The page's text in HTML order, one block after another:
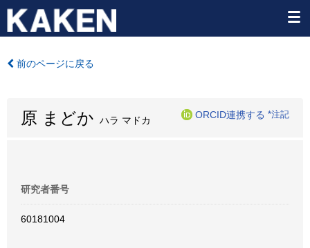
前のページに戻る
原 まどか ハラ マドカ
ORCID連携する *注記
研究者番号
60181004